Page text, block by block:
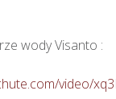
wody Visanto :
video/